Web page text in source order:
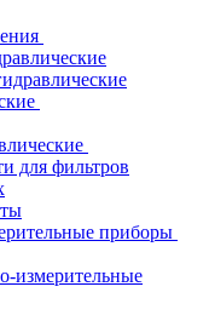
для фильтров
приборы
измерительные